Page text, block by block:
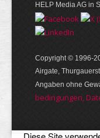
HELP Media AG in
Copyright © 1996-
Airgate,
Angaben ohne
bedin­gungen,